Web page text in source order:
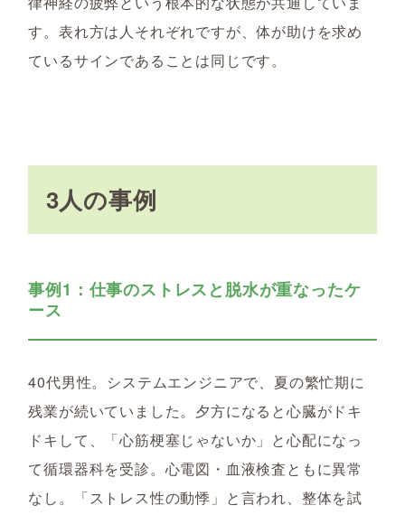
す。表れ方は人それぞれですが、体が助けを求め
ているサインであることは同じです。
3人の事例
事例1：仕事のストレスと脱水が重なったケ
ース
40代男性。システムエンジニアで、夏の繁忙期に
残業が続いていました。夕方になると心臓がドキ
ドキして、「心筋梗塞じゃないか」と心配になっ
て循環器科を受診。心電図・血液検査ともに異常
なし。「ストレス性の動悸」と言われ、整体を試